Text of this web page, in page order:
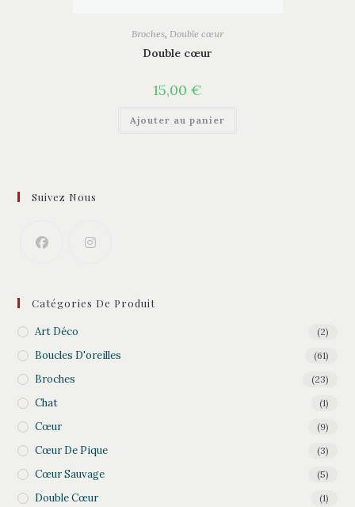
Broches, Double cœur
Double cœur
15,00 €
Ajouter au panier
Suivez Nous
Catégories De Produit
Art Déco (2)
Boucles D'oreilles (61)
Broches (23)
Chat (1)
Cœur (9)
Cœur De Pique (3)
Cœur Sauvage (5)
Double Cœur (1)